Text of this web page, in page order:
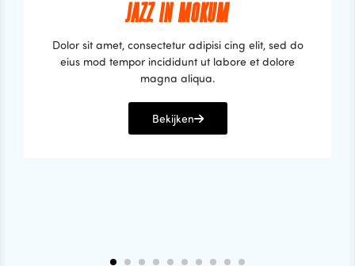
JAZZ IN MOKUM
Dolor sit amet, consectetur adipisi cing elit, sed do
eius mod tempor incididunt ut labore et dolore
magna aliqua.
Bekijken